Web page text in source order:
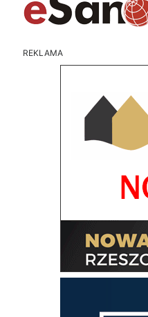
REKLAMA